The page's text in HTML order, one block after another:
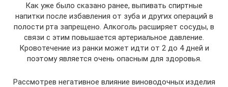
Как уже было сказано ранее, выпивать спиртные
напитки после избавления от зуба и других операций в
полости рта запрещено. Алкоголь расширяет сосуды, в
связи с этим повышается артериальное давление.
Кровотечение из ранки может идти от 2 до 4 дней и
поэтому является очень опасным для здоровья.
Рассмотрев негативное влияние виноводочных изделия